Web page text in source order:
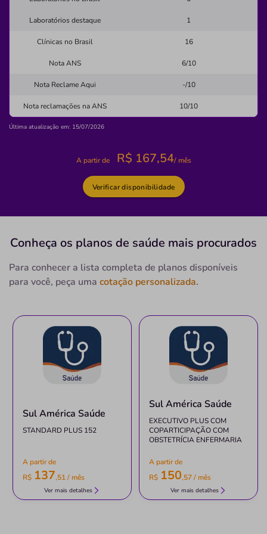
Incorpore
medicos ribeiro associados servicos
Quero saber mais
Rua Nicolau Schleder do Carmo, 186, Guaraituba,
Colombo - PR, 83410165
Não possui pronto atendimento
Informação indisponível
Necessita consultar o plano de saúde
Quero saber mais
Centro Médico São Camilo
CENTRO-PINHAIS/PR
000
Não possui pronto atendimento
Clínica
Laboratórios destaque 1
Clínicas no Brasil 16
Nota ANS 6/10
Nota Reclame Aqui -/10
Nota reclamações na ANS 10/10
Última atualização em: 15/07/2026
A partir de R$ 167,54/ mês
Verificar disponibilidade
Conheça os planos de saúde mais procurados
Para conhecer a lista completa de planos disponíveis
para você, peça uma cotação personalizada.
Sul América Saúde
STANDARD PLUS 152
A partir de
R$ 137,51/ mês
Ver mais detalhes
Sul América Saúde
EXECUTIVO PLUS COM
COPARTICIPAÇÃO COM
OBSTETRÍCIA ENFERMARIA
A partir de
R$ 150,57/ mês
Ver mais detalhes